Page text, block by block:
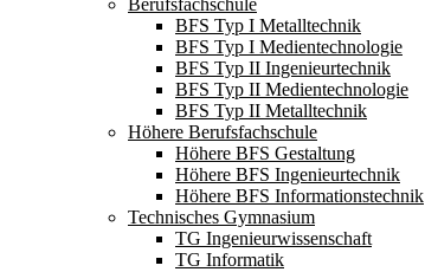
Berufsfachschule
BFS Typ I Metalltechnik
BFS Typ I Medientechnologie
BFS Typ II Ingenieurtechnik
BFS Typ II Medientechnologie
BFS Typ II Metalltechnik
Höhere Berufsfachschule
Höhere BFS Gestaltung
Höhere BFS Ingenieurtechnik
Höhere BFS Informationstechnik
Technisches Gymnasium
TG Ingenieurwissenschaft
TG Informatik